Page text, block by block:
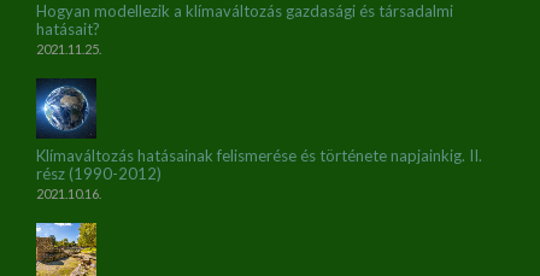
Hogyan modellezik a klímaváltozás gazdasági és társadalmi
hatásait?
2021.11.25.
Klímaváltozás hatásainak felismerése és története napjainkig. II.
rész (1990-2012)
2021.10.16.